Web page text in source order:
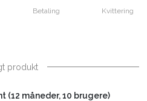
Betaling Kvittering
produkt
(12 måneder, 10 brugere)